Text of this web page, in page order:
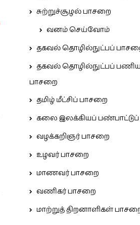
சுற்றுச்சூழல் பாசறை
வனம் செய்வோம்
தகவல் தொழில்நுட்பப்
தகவல் தொழில்நுட்பப்
பாசறை
தமிழ் மீட்சிப் பாசறை
கலை இலக்கியப்
வழக்கறிஞர் பாசறை
உழவர் பாசறை
மாணவர் பாசறை
வணிகர் பாசறை
மாற்றுத் திறனாளிகள்